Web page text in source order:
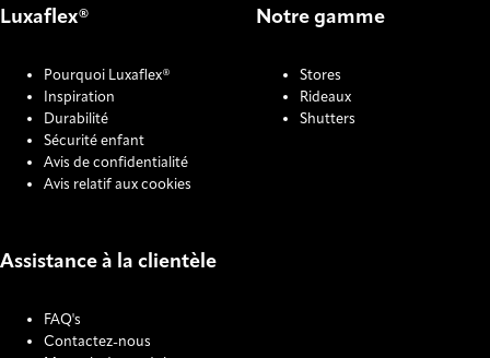
Luxaflex®
Pourquoi Luxaflex®
Inspiration
Durabilité
Sécurité enfant
Avis de confidentialité
Avis relatif aux cookies
Notre gamme
Stores
Rideaux
Shutters
Assistance à la clientèle
FAQ's
Contactez-nous